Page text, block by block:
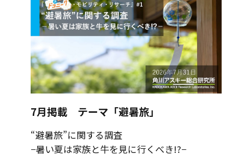
7月掲載 テーマ「避暑旅」
“避暑旅”に関する調査
−暑い夏は家族と牛を見に行くべき!?−